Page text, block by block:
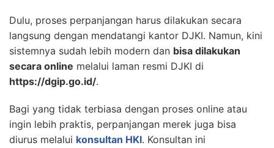
Dulu, proses perpanjangan harus dilakukan secara
langsung dengan mendatangi kantor DJKI. Namun, kini
sistemnya sudah lebih modern dan bisa dilakukan
secara online melalui laman resmi DJKI di
https://dgip.go.id/.
Bagi yang tidak terbiasa dengan proses online atau
ingin lebih praktis, perpanjangan merek juga bisa
diurus melalui konsultan HKI. Konsultan ini